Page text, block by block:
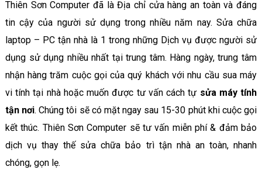
Thiên Sơn Computer đã là Địa chỉ cửa hàng an toàn và đáng
tin cậy của người sử dụng trong nhiều năm nay. Sửa chữa
laptop – PC tận nhà là 1 trong những Dịch vụ được người sử
dụng sử dụng nhiều nhất tại trung tâm. Hàng ngày, trung tâm
nhận hàng trăm cuộc gọi của quý khách với nhu cầu sua máy
vi tính tại nhà hoặc muốn được tư vấn cách tự sửa máy tính
tận nơi. Chúng tôi sẽ có mặt ngay sau 15-30 phút khi cuộc gọi
kết thúc. Thiên Sơn Computer sẽ tư vấn miễn phí & đảm bảo
dịch vụ thay thế sửa chữa bảo trì tận nhà an toàn, nhanh
chóng, gọn lẹ.